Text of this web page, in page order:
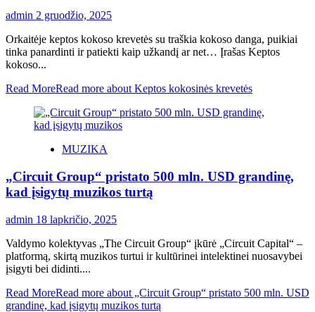
admin 2 gruodžio, 2025
Orkaitėje keptos kokoso krevetės su traškia kokoso danga, puikiai
tinka panardinti ir patiekti kaip užkandį ar net… Įrašas Keptos
kokoso...
Read MoreRead more about Keptos kokosinės krevetės
MUZIKA
„Circuit Group“ pristato 500 mln. USD grandinę,
kad įsigytų muzikos turtą
admin 18 lapkričio, 2025
Valdymo kolektyvas „The Circuit Group“ įkūrė „Circuit Capital“ –
platformą, skirtą muzikos turtui ir kultūrinei intelektinei nuosavybei
įsigyti bei didinti....
Read MoreRead more about „Circuit Group“ pristato 500 mln. USD
grandinę, kad įsigytų muzikos turtą